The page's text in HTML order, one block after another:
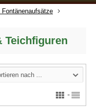
Fontänenaufsätze
Teichfiguren
nach ...